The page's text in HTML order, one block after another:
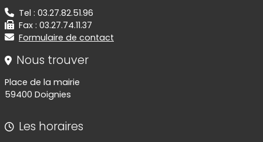
Tel : 03.27.82.51.96
Fax : 03.27.74.11.37
Formulaire de contact
Nous trouver
Place de la mairie
59400 Doignies
Les horaires